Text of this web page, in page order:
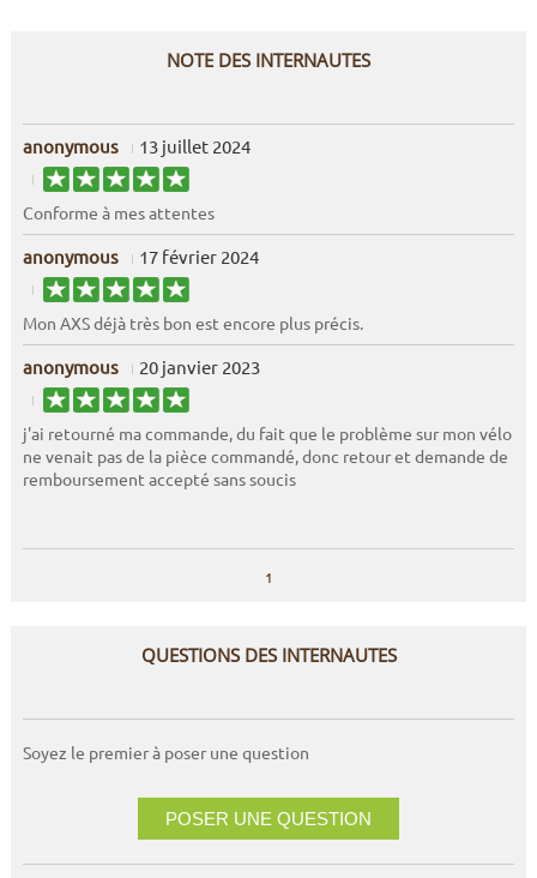
NOTE DES INTERNAUTES
anonymous 13 juillet 2024
Conforme à mes attentes
anonymous 17 février 2024
Mon AXS déjà très bon est encore plus précis.
anonymous 20 janvier 2023
j'ai retourné ma commande, du fait que le problème sur mon vélo
ne venait pas de la pièce commandé, donc retour et demande de
remboursement accepté sans soucis
1
QUESTIONS DES INTERNAUTES
Soyez le premier à poser une question
POSER UNE QUESTION